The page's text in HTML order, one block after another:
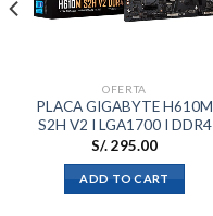
OFERTA
PLACA GIGABYTE H610M
S2H V2 I LGA1700 I DDR4
S/.295.00
ADD TO CART